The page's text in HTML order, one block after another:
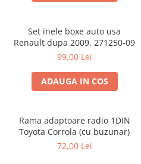
Set inele boxe auto usa
Renault dupa 2009, 271250-09
99,00 Lei
ADAUGA IN COS
Rama adaptoare radio 1DIN
Toyota Corrola (cu buzunar)
72,00 Lei